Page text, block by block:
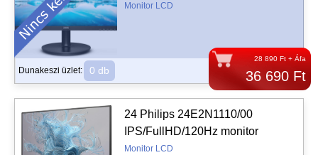
28 890 Ft + Áfa
36 690 Ft
Monitor LCD
Dunakeszi üzlet: 0 db
24 Philips 24E2N1110/00
IPS/FullHD/120Hz monitor
Monitor LCD